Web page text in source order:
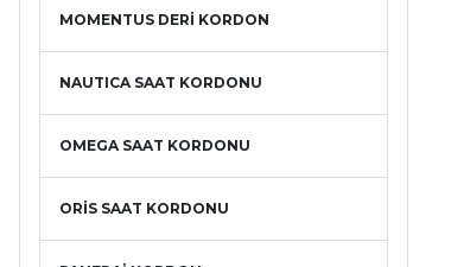
MOMENTUS DERİ KORDON
NAUTICA SAAT KORDONU
OMEGA SAAT KORDONU
ORİS SAAT KORDONU